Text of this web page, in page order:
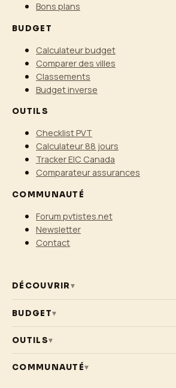
Bons plans
BUDGET
Calculateur budget
Comparer des villes
Classements
Budget inverse
OUTILS
Checklist PVT
Calculateur 88 jours
Tracker EIC Canada
Comparateur assurances
COMMUNAUTÉ
Forum pvtistes.net
Newsletter
Contact
DÉCOUVRIR▾
BUDGET▾
OUTILS▾
COMMUNAUTÉ▾